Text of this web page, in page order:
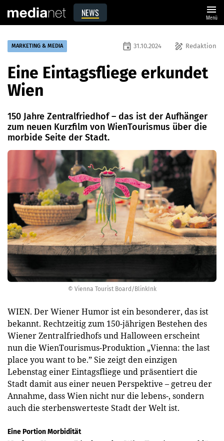
NEWS menu
Menü
© Vienna Tourist Board/BlinkInk
MARKETING & MEDIA draw Redaktion
event 31.10.2024
Eine Eintagsfliege erkundet
Wien
150 Jahre Zentralfriedhof – das ist der Aufhänger
zum neuen Kurzfilm von WienTourismus über die
morbide Seite der Stadt.
WIEN. Der Wiener Humor ist ein besonderer, das ist
bekannt. Rechtzeitig zum 150-jährigen Bestehen des
Wiener Zentralfriedhofs und Halloween erscheint
nun die WienTourismus-Produktion „Vienna: the last
place you want to be.” Sie zeigt den einzigen
Lebenstag einer Eintagsfliege und präsentiert die
Stadt damit aus einer neuen Perspektive – getreu der
Annahme, dass Wien nicht nur die lebens-, sondern
auch die sterbenswerteste Stadt der Welt ist.
Eine Portion Morbidität